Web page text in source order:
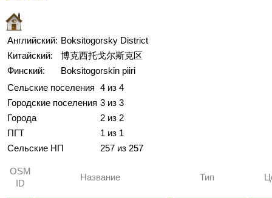
Английский: Boksitogorsky District
Китайский:
博克西托戈尔斯克区
Финский:
Boksitogorskin piiri
Сельские поселения 4 из 4
Городские поселения 3 из 3
Города
2 из 2
ПГТ
1 из 1
Сельские НП
257 из 257
OSM
ID
Название Тип